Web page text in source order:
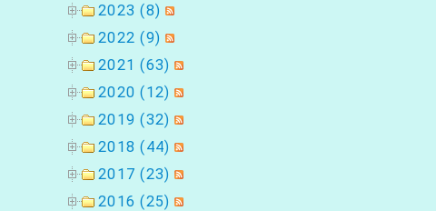
2023 (8)
2022 (9)
2021 (63)
2020 (12)
2019 (32)
2018 (44)
2017 (23)
2016 (25)